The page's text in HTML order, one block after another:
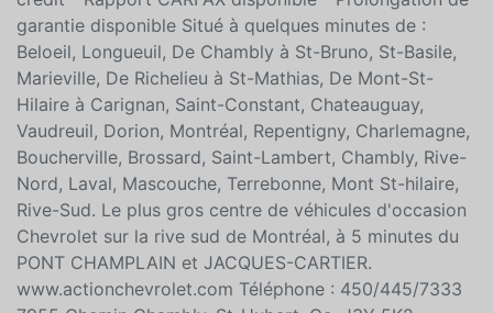
de vos attentes! - Inspection complète fourni -
Financement sur place - 1ere, 2iem, 3iem chance au
crédit - Rapport CARFAX disponible - Prolongation de
garantie disponible Situé à quelques minutes de :
Beloeil, Longueuil, De Chambly à St-Bruno, St-Basile,
Marieville, De Richelieu à St-Mathias, De Mont-St-
Hilaire à Carignan, Saint-Constant, Chateauguay,
Vaudreuil, Dorion, Montréal, Repentigny, Charlemagne,
Boucherville, Brossard, Saint-Lambert, Chambly, Rive-
Nord, Laval, Mascouche, Terrebonne, Mont St-hilaire,
Rive-Sud. Le plus gros centre de véhicules d'occasion
Chevrolet sur la rive sud de Montréal, à 5 minutes du